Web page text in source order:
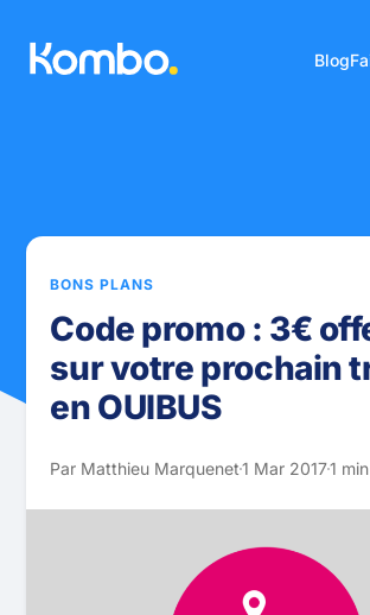
Blog
BONS PLANS
Code promo : 3€
sur votre prochain
en OUIBUS
Par Matthieu Marquenet1 Mar 20171